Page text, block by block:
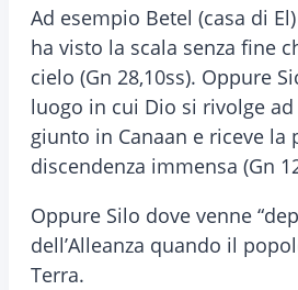
Ad esempio Betel (casa di
ha visto la scala senza fine
cielo (Gn 28,10ss). Oppure
luogo in cui Dio si rivolge
giunto in Canaan e riceve la
discendenza immensa (Gn
Oppure Silo dove venne
dell’Alleanza quando il
Terra.